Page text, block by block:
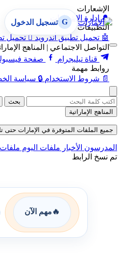
الإشعارات
🔔 إدارة الإشعارات
التطبيقات
🤖 تحميل تطبيق أندرويد  تحميل
التواصل الاجتماعي | المناهج
قناة تيليجرام
صفحة
روابط مهمة
📄 شروط الاستخدام 🔒 سياسة
G تسجيل الدخول
بحث
المناهج الإماراتية
جميع الملفات المتوفرة في الإمارات حتى تاريخ 06-
المدرسون الأخبار ملفات اليوم
تم نسخ الرابط
🔥 مهم الآن